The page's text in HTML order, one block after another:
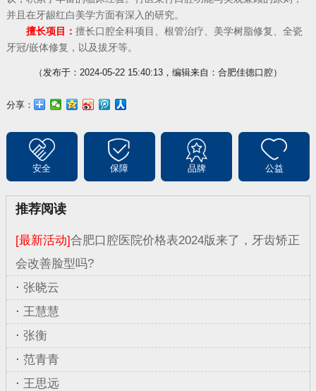
并且在牙龈红白美学方面有深入的研究。
擅长项目： 擅长口腔全科项目、根管治疗、美学树脂修复、全瓷
牙冠/嵌体修复，以及拔牙等。
（发布于：2024-05-22 15:40:13，编辑来自：合肥佳德口腔）
分享：
安全 保障 品牌 公益
推荐阅读
[最新活动]合肥口腔医院价格表2024版来了，牙齿矫正
会改善脸型吗?
· 张晓云
· 王慧慧
· 张衡
· 范青青
· 王思远